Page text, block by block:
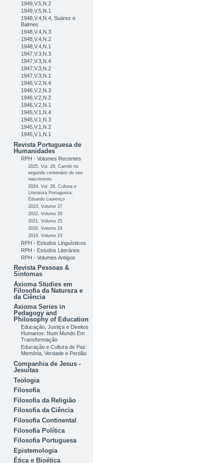
1949,V.5,N.2
1949,V.5,N.1
1948,V.4,N.4, Suárez e
Balmes
1948,V.4,N.3
1948,V.4,N.2
1948,V.4,N.1
1947,V.3,N.3
1947,V.3,N.4
1947,V.3,N.2
1947,V.3,N.1
1946,V.2,N.4
1946,V.2,N.3
1946,V.2,N.2
1946,V.2,N.1
1945,V.1,N.4
1945,V.1,N.3
1945,V.1,N.2
1945,V.1,N.1
Revista Portuguesa de
Humanidades
RPH - Volumes Recentes
2025, Vol. 29, Camilo no
segundo centenário do seu
nascimento
2024, Vol. 28, Cultura e
Literatura Portuguesa,
Eduardo Lourenço
2023, Volume 27
2022, Volume 26
2021, Volume 25
2020, Volume 24
2019, Volume 23
RPH - Estudos Linguísticos
RPH - Estudos Literários
RPH - Volumes Antigos
Revista Pessoas &
Sintomas
Axioma Studies em
Filosofia da Natureza e
da Ciência
Axioma Series in
Pedagogy and
Philosophy of Education
Educação, Justiça e Direitos
Humanos: Num Mundo Em
Transformação
Educação e Cultura de Paz:
Memória, Verdade e Perdão
Companhia de Jesus -
Jesuítas
Teologia
Filosofia
Filosofia da Religião
Filosofia da Ciência
Filosofia Continental
Filosofia Política
Filosofia Portuguesa
Epistemologia
Ética e Bioética